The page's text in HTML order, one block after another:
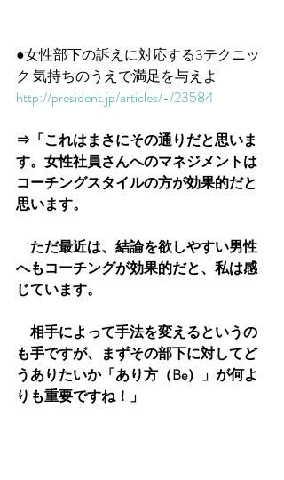
●女性部下の訴えに対応する3テクニッ
ク 気持ちのうえで満足を与えよ
http://president.jp/articles/-/23584
⇒「これはまさにその通りだと思いま
す。女性社員さんへのマネジメントは
コーチングスタイルの方が効果的だと
思います。
ただ最近は、結論を欲しやすい男性
へもコーチングが効果的だと、私は感
じています。
相手によって手法を変えるというの
も手ですが、まずその部下に対してど
うありたいか「あり方（Be）」が何よ
りも重要ですね！」